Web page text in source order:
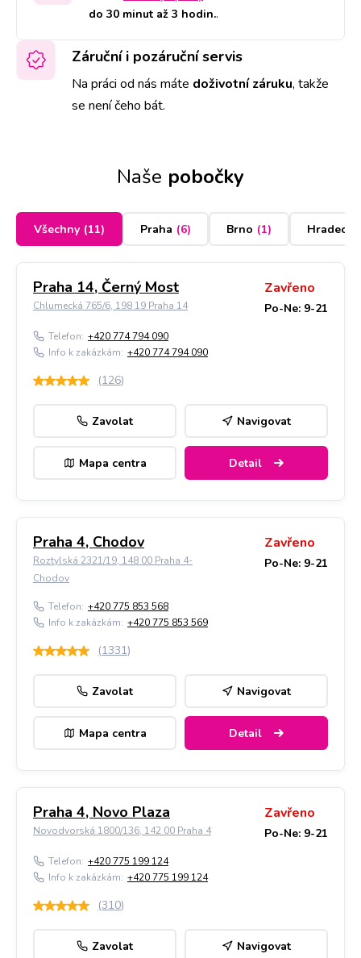
do 30 minut až 3 hodin..
Záruční i pozáruční servis
Na práci od nás máte doživotní záruku, takže
se není čeho bát.
Naše pobočky
Všechny (11) Praha (6) Brno (1) Hradec
Praha 14, Černý Most
Chlumecká 765/6, 198 19 Praha 14
Zavřeno
Po-Ne: 9-21
Telefon: +420 774 794 090
Info k zakázkám: +420 774 794 090
(126)
Zavolat Navigovat
Mapa centra Detail
Praha 4, Chodov
Roztylská 2321/19, 148 00 Praha 4-
Chodov
Zavřeno
Po-Ne: 9-21
Telefon: +420 775 853 568
Info k zakázkám: +420 775 853 569
(1331)
Zavolat Navigovat
Mapa centra Detail
Praha 4, Novo Plaza
Novodvorská 1800/136, 142 00 Praha 4
Zavřeno
Po-Ne: 9-21
Telefon: +420 775 199 124
Info k zakázkám: +420 775 199 124
(310)
Zavolat Navigovat